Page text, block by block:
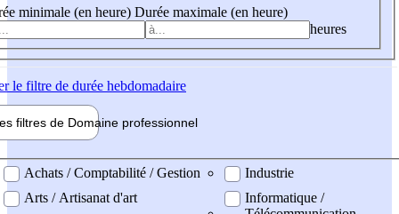
minimale (en heure) Durée maximale (en heure)
heures
le filtre de durée hebdomadaire
filtres de Domaine professionnel
professionel
Achats / Comptabilité / Gestion
Arts / Artisanat d'art
Industrie
Informatique /